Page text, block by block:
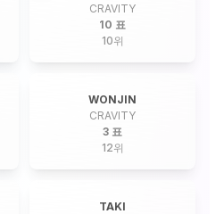
CRAVITY
10 표
10위
WONJIN
CRAVITY
3 표
12위
TAKI